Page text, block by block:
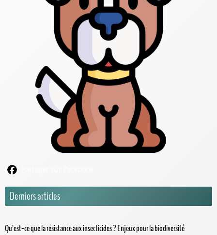
Derniers articles
Qu’est-ce que la résistance aux insecticides ? Enjeux pour la biodiversité